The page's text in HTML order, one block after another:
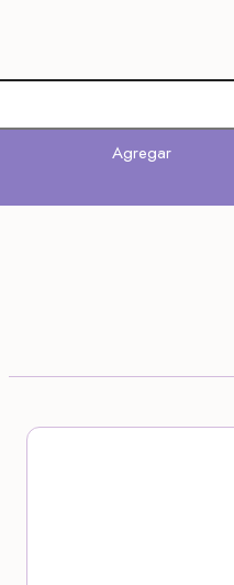
Agregar